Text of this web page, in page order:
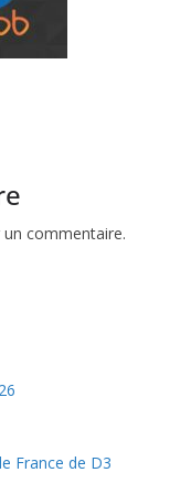
commentaire.
France de D3